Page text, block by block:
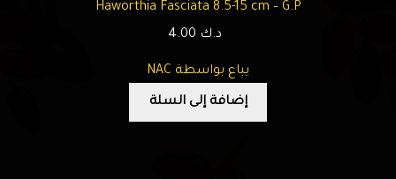
Haworthia Fasciata 8.5-15 cm – G.P
د.ك
يباع بواسطة NAC
إضافة إلى السلة